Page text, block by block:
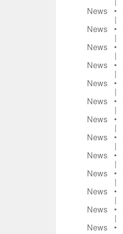
News
•
|
News
•
|
News
•
|
News
•
|
News
•
|
News
•
|
News
•
|
News
•
|
News
•
|
News
•
|
News
•
|
News
•
|
News
•